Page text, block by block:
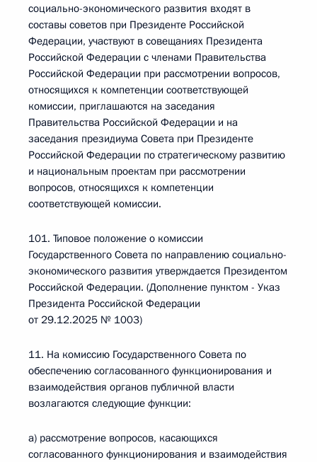
социально-экономического развития входят в
составы советов при Президенте Российской
Федерации, участвуют в совещаниях Президента
Российской Федерации с членами Правительства
Российской Федерации при рассмотрении вопросов,
относящихся к компетенции соответствующей
комиссии, приглашаются на заседания
Правительства Российской Федерации и на
заседания президиума Совета при Президенте
Российской Федерации по стратегическому развитию
и национальным проектам при рассмотрении
вопросов, относящихся к компетенции
соответствующей комиссии.
101. Типовое положение о комиссии
Государственного Совета по направлению социально-
экономического развития утверждается Президентом
Российской Федерации. (Дополнение пунктом - Указ
Президента Российской Федерации
от 29.12.2025 № 1003)
11. На комиссию Государственного Совета по
обеспечению согласованного функционирования и
взаимодействия органов публичной власти
возлагаются следующие функции:
а) рассмотрение вопросов, касающихся
согласованного функционирования и взаимодействия